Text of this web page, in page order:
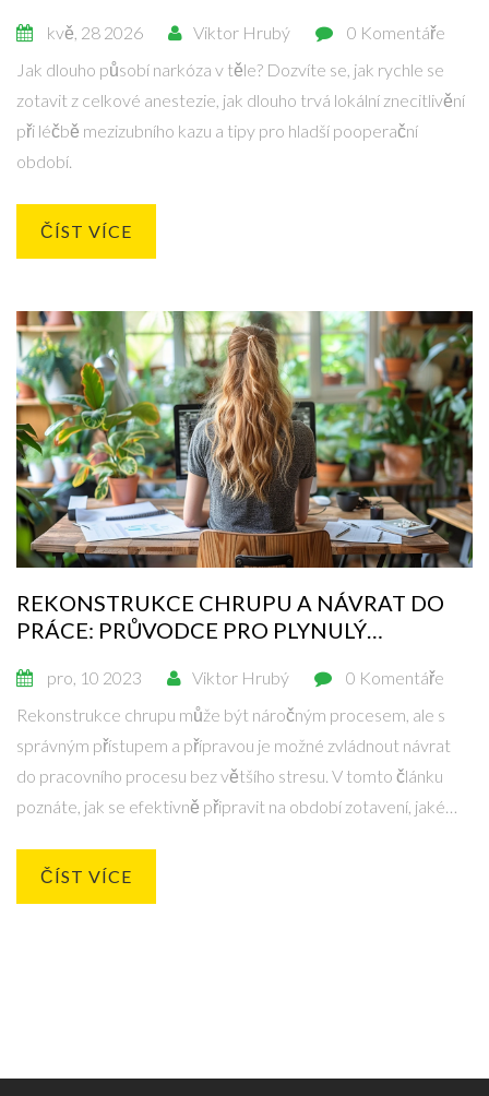
kvě, 28 2026 Viktor Hrubý
0 Komentáře
Jak dlouho působí narkóza v těle? Dozvíte se, jak rychle se
zotavit z celkové anestezie, jak dlouho trvá lokální znecitlivění
při léčbě mezizubního kazu a tipy pro hladší pooperační
období.
ČÍST VÍCE
REKONSTRUKCE CHRUPU A NÁVRAT DO
PRÁCE: PRŮVODCE PRO PLYNULÝ
pro, 10 2023 Viktor Hrubý
0 Komentáře
Rekonstrukce chrupu může být náročným procesem, ale s
správným přístupem a přípravou je možné zvládnout návrat
do pracovního procesu bez většího stresu. V tomto článku
poznáte, jak se efektivně připravit na období zotavení, jaké
komunikovat se svým zaměstnavatelem. Zabýváme se také
ČÍST VÍCE